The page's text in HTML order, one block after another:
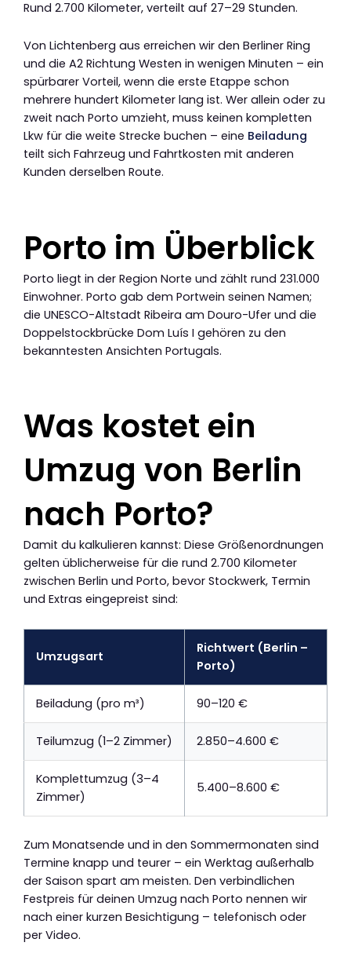
Rund 2.700 Kilometer, verteilt auf 27–29 Stunden.
Von Lichtenberg aus erreichen wir den Berliner Ring
und die A2 Richtung Westen in wenigen Minuten – ein
spürbarer Vorteil, wenn die erste Etappe schon
mehrere hundert Kilometer lang ist. Wer allein oder zu
zweit nach Porto umzieht, muss keinen kompletten
Lkw für die weite Strecke buchen – eine Beiladung
teilt sich Fahrzeug und Fahrtkosten mit anderen
Kunden derselben Route.
Porto im Überblick
Porto liegt in der Region Norte und zählt rund 231.000
Einwohner. Porto gab dem Portwein seinen Namen;
die UNESCO-Altstadt Ribeira am Douro-Ufer und die
Doppelstockbrücke Dom Luís I gehören zu den
bekanntesten Ansichten Portugals.
Was kostet ein
Umzug von Berlin
nach Porto?
Damit du kalkulieren kannst: Diese Größenordnungen
gelten üblicherweise für die rund 2.700 Kilometer
zwischen Berlin und Porto, bevor Stockwerk, Termin
und Extras eingepreist sind:
Umzugsart
Richtwert (Berlin –
Porto)
Beiladung (pro m³) 90–120 €
Teilumzug (1–2 Zimmer) 2.850–4.600 €
Komplettumzug (3–4
Zimmer)
5.400–8.600 €
Zum Monatsende und in den Sommermonaten sind
Termine knapp und teurer – ein Werktag außerhalb
der Saison spart am meisten. Den verbindlichen
Festpreis für deinen Umzug nach Porto nennen wir
nach einer kurzen Besichtigung – telefonisch oder
per Video.